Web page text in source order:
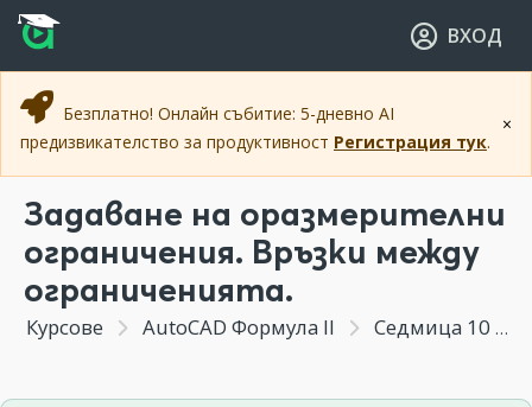
Прескочи към основното съдържание
Прескочи към навигацията
ВХОД
×
Безплатно! Онлайн събитие: 5-дневно AI
предизвикателство за продуктивност Регистрация тук.
Задаване на оразмерителни
ограничения. Връзки между
ограниченията.
Курсове AutoCAD Формула II Седмица 10 - (Бонус Модул) Параметрично чертане чрез оразмерителни ограничения